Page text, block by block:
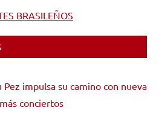
BRASILEÑOS
Pez impulsa su camino con nueva
conciertos